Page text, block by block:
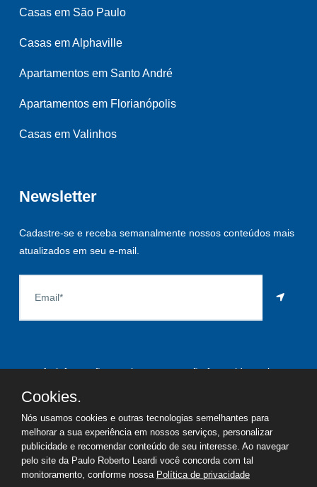
Casas em São Paulo
Casas em Alphaville
Apartamentos em Santo André
Apartamentos em Florianópolis
Casas em Valinhos
Newsletter
Cadastre-se e receba semanalmente nossos conteúdos mais
atualizados em seu e-mail.
As informações aqui constantes são fornecidas pelo
proprietário do imóvel e estão sujeitas a alteração a qualquer
©2026Copyright - Paulo Roberto Leardi | Todos os direitos
Cookies.
Nós usamos cookies e outras tecnologias semelhantes para
melhorar a sua experiência em nossos serviços, personalizar
publicidade e recomendar conteúdo de seu interesse. Ao navegar
pelo site da Paulo Roberto Leardi você concorda com tal
monitoramento, conforme nossa Política de privacidade